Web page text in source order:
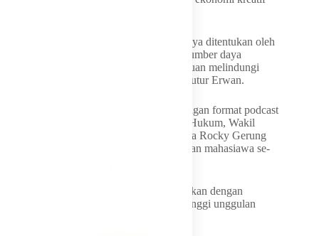
“Kekuatan daerah di masa depan tidak hanya ditentukan oleh
sumber daya alam tapi juga oleh kualitas sumber daya
manusia, inovasi, kreativitas, dan kemampuan melindungi
hasil pemikiran serta karya intektualnya,” tutur Erwan.
What’s up Campus Call Out dirancang dengan format podcast
interaktif. Sejumlah tokoh seperti Menteri Hukum, Wakil
Menteri Diktisaintek, Gita Wirjawan hingga Rocky Gerung
hadir memberikan pencerahan kepada ribuan mahasiawa se-
What’s up Campus Call Out juga dimeriahkan dengan
pameran inovasi dari BUMN, perguruan tinggi unggulan